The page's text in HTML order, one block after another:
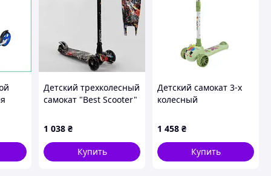
Детский трехколесный
самокат "Best Scooter"
СВЕТ, трубка руля
алюминиевая, d=12см
1 038 ₴
Купить
Детский самокат 3-х
колесный
PU, с музыкой и
светом
1 458 ₴
Купить